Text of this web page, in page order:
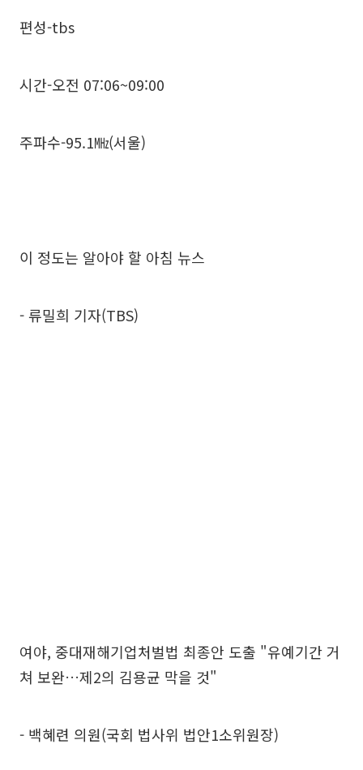
편성-tbs
시간-오전 07:06~09:00
주파수-95.1㎒(서울)
이 정도는 알아야 할 아침 뉴스
- 류밀희 기자(TBS)
여야, 중대재해기업처벌법 최종안 도출 "유예기간 거
쳐 보완…제2의 김용균 막을 것"
- 백혜련 의원(국회 법사위 법안1소위원장)